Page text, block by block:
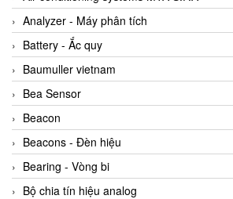
Accepta Vietnam
ACCUMAC Vietnam
AccuWeb Vietnam
Acey
ACOEM Vietnam
ADCA Vietnam
ADFweb Vietnam
Adler Vietnam
Analyzer - Máy phân tích
Battery - Ắc quy
Baumuller vietnam
Bea Sensor
Beacon
Beacons - Đèn hiệu
Bearing - Vòng bi
Bộ chia tín hiệu analog